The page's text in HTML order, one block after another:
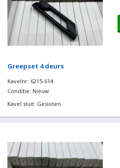
Greepset 4 deurs
Kavelnr: 6215-614
Conditie: Nieuw
Kavel sluit: Gesloten